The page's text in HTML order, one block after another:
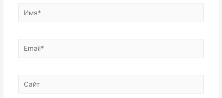
Имя*
Email*
Сайт